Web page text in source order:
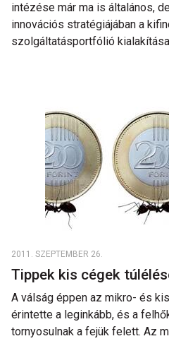
intézése már ma is általános,
innovációs stratégiájában a
szolgáltatásportfólió
2011. SZEPTEMBER 26.
Tippek kis cégek
A válság éppen az mikro- és
érintette a leginkább, és a
tornyosulnak a fejük felett. Az